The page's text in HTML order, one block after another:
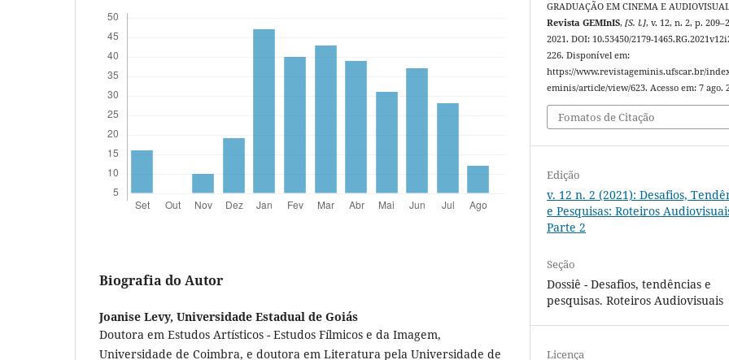
Biografia do Autor
Joanise Levy, Universidade Estadual de Goiás
Doutora em Estudos Artísticos - Estudos Fílmicos e da Imagem,
Universidade de Coimbra, e doutora em Literatura pela Universidade de
GRADUAÇÃO EM CINEMA E
Revista GEMInIS,[S. l.], v. 12, n. 2, p.
2021. DOI: 10.53450/2179-
226. Disponível em:
https://www.revistageminis.ufscar.br/
eminis/article/view/623. Acesso em: 7 ago.
Fomatos de Citação
Edição
v. 12 n. 2 (2021): Desafios,
e Pesquisas: Roteiros
Parte 2
Seção
Dossiê - Desafios, tendências e
pesquisas. Roteiros Audiovisuais
Licença